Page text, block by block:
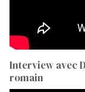
Interview avec
romain